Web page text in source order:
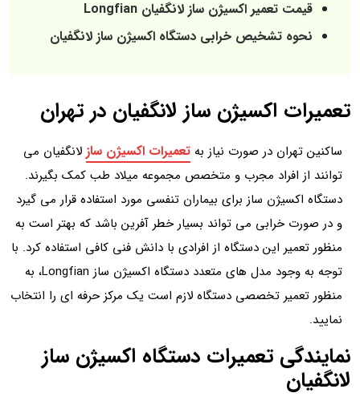
قیمت تعمیر اکسیژن ساز لانگفیان Longfian
نحوه تشخیص خرابی دستگاه اکسیژن ساز لانگفیان
تعمیرات اکسیژن ساز لانگفیان در تهران
ساکنین تهران در صورت نیاز به تعمیرات اکسیژن ساز لانگفیان می
توانند از افراد مجرب و متخصص مجموعه میلاد طب کمک بگیرند.
دستگاه اکسیژن ساز برای بیماران تنفسی مورد استفاده قرار می گیرد
و در صورت خرابی می تواند بسیار خطر آفرین باشد که بهتر است به
منظور تعمیر این دستگاه از افرادی با دانش فنی کافی استفاده کرد. با
توجه به وجود مدل های متعدد دستگاه اکسیژن ساز Longfian، به
منظور تعمیر تخصصی دستگاه لازم است یک مرکز حرفه ای را انتخاب
نمایید.
نمایندگی تعمیرات دستگاه اکسیژن ساز
لانگفیان